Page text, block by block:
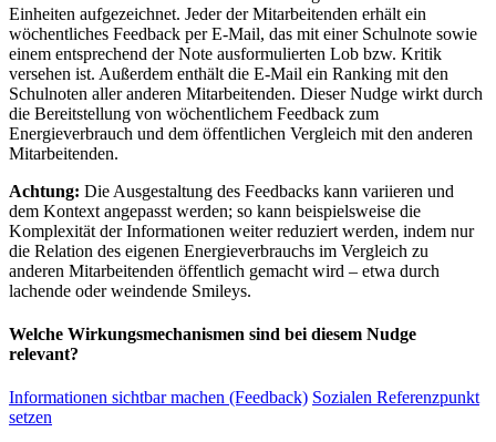
Einheiten aufgezeichnet. Jeder der Mitarbeitenden erhält ein
wöchentliches Feedback per E-Mail, das mit einer Schulnote sowie
einem entsprechend der Note ausformulierten Lob bzw. Kritik
versehen ist. Außerdem enthält die E-Mail ein Ranking mit den
Schulnoten aller anderen Mitarbeitenden. Dieser Nudge wirkt durch
die Bereitstellung von wöchentlichem Feedback zum
Energieverbrauch und dem öffentlichen Vergleich mit den anderen
Mitarbeitenden.
Achtung: Die Ausgestaltung des Feedbacks kann variieren und
dem Kontext angepasst werden; so kann beispielsweise die
Komplexität der Informationen weiter reduziert werden, indem nur
die Relation des eigenen Energieverbrauchs im Vergleich zu
anderen Mitarbeitenden öffentlich gemacht wird – etwa durch
lachende oder weindende Smileys.
Welche Wirkungsmechanismen sind bei diesem Nudge
relevant?
Informationen sichtbar machen (Feedback) Sozialen Referenzpunkt
setzen